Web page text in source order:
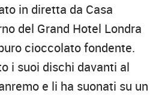
in diretta da Casa
del Grand Hotel Londra
cioccolato fondente.
i suoi dischi davanti al
e li ha suonati su un